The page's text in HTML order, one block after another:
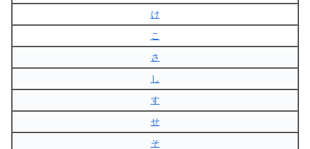
け
こ
さ
し
す
せ
そ